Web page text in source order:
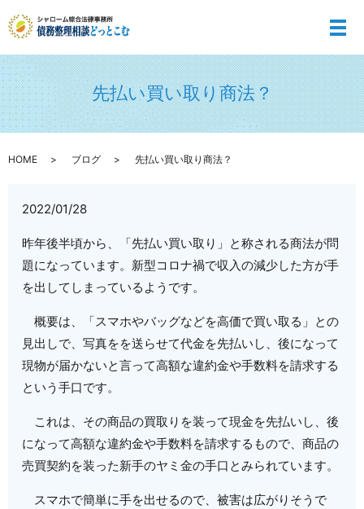
メ
先払い買い取り商法？
HOME ブログ 先払い買い取り商法？
2022/01/28
昨年後半頃から、「先払い買い取り」と称される商法が問
題になっています。新型コロナ禍で収入の減少した方が手
を出してしまっているようです。
概要は、「スマホやバッグなどを高価で買い取る」との
見出しで、写真をを送らせて代金を先払いし、後になって
現物が届かないと言って高額な違約金や手数料を請求する
という手口です。
これは、その商品の買取りを装って現金を先払いし、後
になって高額な違約金や手数料を請求するもので、商品の
売買契約を装った新手のヤミ金の手口とみられています。
スマホで簡単に手を出せるので、被害は広がりそうで